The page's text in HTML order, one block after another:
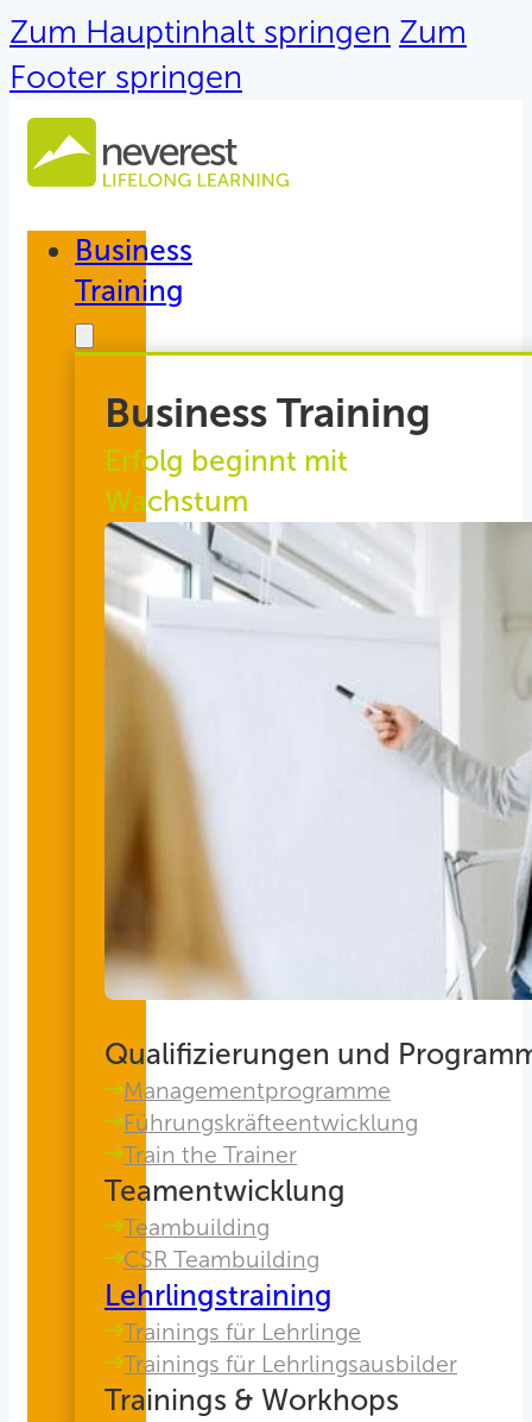
Zum Hauptinhalt springen Zum
Footer springen
Business
Training
Business Training
Erfolg beginnt mit
Wachstum
Qualifizierungen und
Managementprogramme
Führungskräfteentwicklung
Train the Trainer
Teamentwicklung
Teambuilding
CSR Teambuilding
Lehrlingstraining
Trainings für Lehrlinge
Trainings für Lehrlingsausbilder
Trainings & Workhops